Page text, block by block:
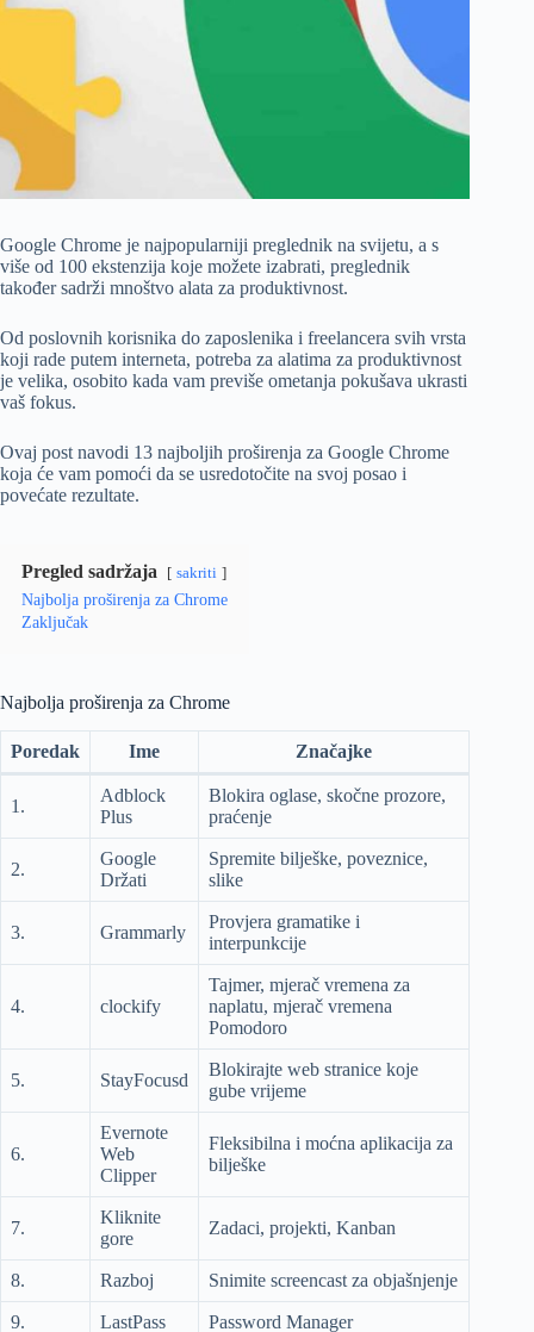
Google Chrome je najpopularniji preglednik na svijetu, a s
više od 100 ekstenzija koje možete izabrati, preglednik
također sadrži mnoštvo alata za produktivnost.
Od poslovnih korisnika do zaposlenika i freelancera svih vrsta
koji rade putem interneta, potreba za alatima za produktivnost
je velika, osobito kada vam previše ometanja pokušava ukrasti
vaš fokus.
Ovaj post navodi 13 najboljih proširenja za Google Chrome
koja će vam pomoći da se usredotočite na svoj posao i
povećate rezultate.
Pregled sadržaja sakriti
Najbolja proširenja za Chrome
Zaključak
Najbolja proširenja za Chrome
Poredak Ime Značajke
1.
Adblock
Plus
Blokira oglase, skočne prozore,
praćenje
2.
Google
Držati
Spremite bilješke, poveznice,
slike
3. Grammarly
Provjera gramatike i
interpunkcije
4. clockify
Tajmer, mjerač vremena za
naplatu, mjerač vremena
Pomodoro
5. StayFocusd
Blokirajte web stranice koje
gube vrijeme
6.
Evernote
Web
Clipper
Fleksibilna i moćna aplikacija za
bilješke
7.
Kliknite
gore
Zadaci, projekti, Kanban
8. Razboj Snimite screencast za objašnjenje
9. LastPass Password Manager